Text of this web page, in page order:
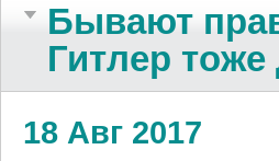
Бывают
Гитлер
18 Авг 2017